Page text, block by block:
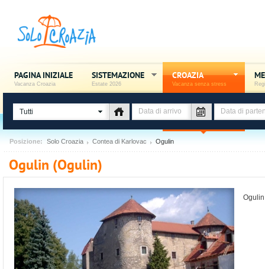
PAGINA INIZIALE
Vacanza Croazia
SISTEMAZIONE
Estate 2026
CROAZIA
Vacanza senza stress
Tutti
Posizione: Solo Croazia Contea di Karlovac Ogulin
Ogulin (Ogulin)